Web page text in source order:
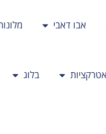
אבו דאבי
אטרקציות בלוג